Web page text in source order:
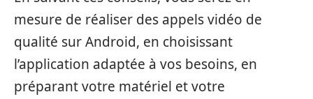
mesure de réaliser des appels vidéo de
qualité sur Android, en choisissant
l’application adaptée à vos besoins, en
préparant votre matériel et votre